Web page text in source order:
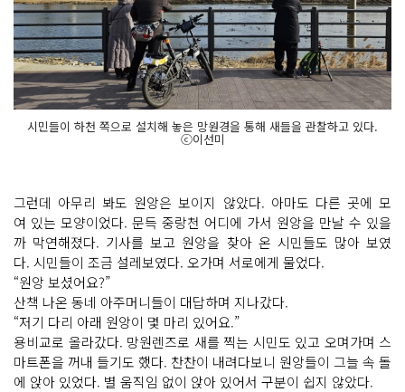
시민들이 하천 쪽으로 설치해 놓은 망원경을 통해 새들을 관찰하고 있다.
ⓒ이선미
그런데 아무리 봐도 원앙은 보이지 않았다. 아마도 다른 곳에 모
여 있는 모양이었다. 문득 중랑천 어디에 가서 원앙을 만날 수 있을
까 막연해졌다. 기사를 보고 원앙을 찾아 온 시민들도 많아 보였
다. 시민들이 조금 설레보였다. 오가며 서로에게 물었다.
“원앙 보셨어요?”
산책 나온 동네 아주머니들이 대답하며 지나갔다.
“저기 다리 아래 원앙이 몇 마리 있어요.”
용비교로 올라갔다. 망원렌즈로 새를 찍는 시민도 있고 오며가며 스
마트폰을 꺼내 들기도 했다. 찬찬이 내려다보니 원앙들이 그늘 속 돌
에 앉아 있었다. 별 움직임 없이 앉아 있어서 구분이 쉽지 않았다.